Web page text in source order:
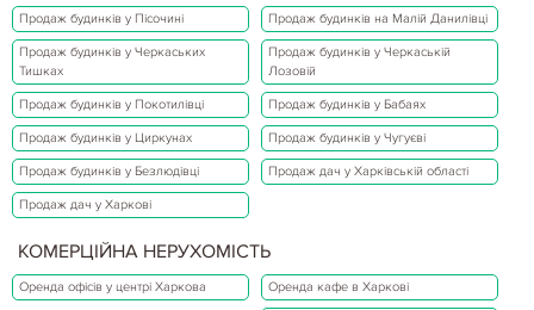
Продаж будинків у Пісочині Продаж будинків на Малій Данилівці
Продаж будинків у Черкаських
Тишках
Продаж будинків у Черкаській
Лозовій
Продаж будинків у Покотилівці Продаж будинків у Бабаях
Продаж будинків у Циркунах Продаж будинків у Чугуєві
Продаж будинків у Безлюдівці Продаж дач у Харківській області
Продаж дач у Харкові
КОМЕРЦІЙНА НЕРУХОМІСТЬ
Оренда офісів у центрі Харкова Оренда кафе в Харкові